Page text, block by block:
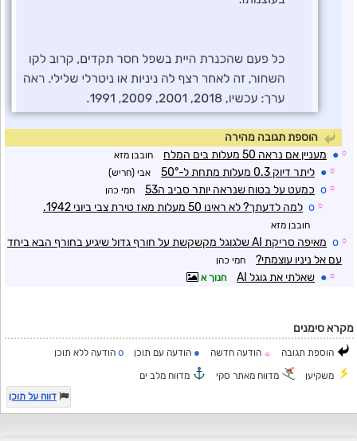
הוספת תגובה מהירה
☼
● מעניין אם נראה 50 מעלות בים המלח חובבן מזא
☼
● ליתר דיוק 0.3 מעלות מתחת ל-50° אבי (חריש)
☼
o כמעט על בטוח שנראה יותר סביב ה53 חמי כהן
☼
o למה לדעתך? לא ראינו 50 מעלות מאז טירת צבי ביוני 1942.
חובבן מזא
☼
o
מאיפה סריקת AI שלגוגל מקשקשת על חורף גדול שיגיע בחורף הבא ביחד
עם אל ניניו עוצמתי?
חמי כהן
☼
● שאלתי את גוגל AI חנוך א
מקרא סימנים
הוספת תגובה ☼ הודעה חדשה ● הודעה עם תוכן o הודעה ללא תוכן
משקיען מדווח מאתר סקי
מדווח מלב ים
דווח על תוכן